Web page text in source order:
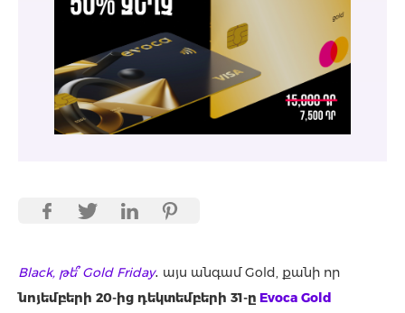
Black, թե՞ Gold Friday․ այս անգամ Gold, քանի որ
նոյեմբերի 20-ից դեկտեմբերի 31-ը Evoca Gold